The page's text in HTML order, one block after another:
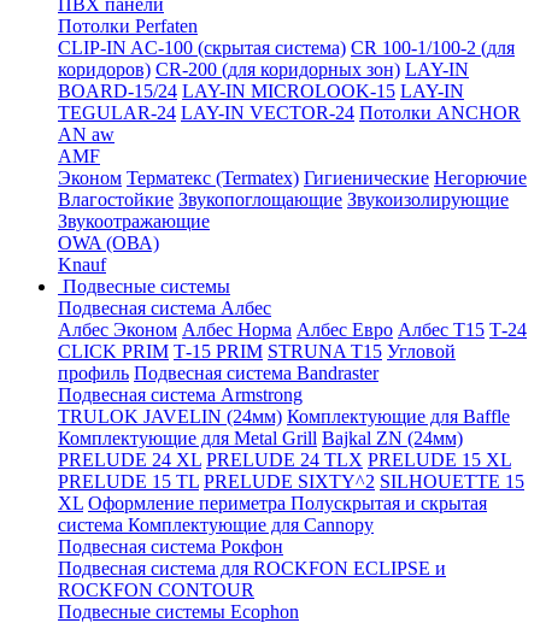
ПВХ панели
Потолки Perfaten
CLIP-IN AC-100 (скрытая система) CR 100-1/100-2 (для
коридоров) CR-200 (для коридорных зон) LAY-IN
BOARD-15/24 LAY-IN MICROLOOK-15 LAY-IN
TEGULAR-24 LAY-IN VECTOR-24 Потолки ANCHOR
AN aw
AMF
Эконом Терматекс (Termatex) Гигиенические Негорючие
Влагостойкие Звукопоглощающие Звукоизолирующие
Звукоотражающие
OWA (ОВА)
Knauf
Подвесные системы
Подвесная система Албес
Албес Эконом Албес Норма Албес Евро Албес T15 Т-24
CLICK PRIM Т-15 PRIM STRUNA Т15 Угловой
профиль Подвесная система Bandraster
Подвесная система Armstrong
TRULOK JAVELIN (24мм) Комплектующие для Baffle
Комплектующие для Metal Grill Bajkal ZN (24мм)
PRELUDE 24 XL PRELUDE 24 TLX PRELUDE 15 XL
PRELUDE 15 TL PRELUDE SIXTY^2 SILHOUETTE 15
XL Оформление периметра Полускрытая и скрытая
система Комплектующие для Cannopy
Подвесная система Рокфон
Подвесная система для ROCKFON ECLIPSE и
ROCKFON CONTOUR
Подвесные системы Ecophon